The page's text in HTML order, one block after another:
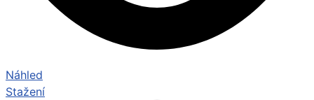
Náhled
Stažení